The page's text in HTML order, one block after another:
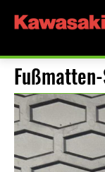
Fußmatten-